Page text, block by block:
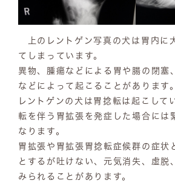
上のレントゲン写真の犬は胃内に
てしまっています。
異物、腫瘍などによる胃や腸の閉塞
などによって起こることがあります。
レントゲンの犬は胃捻転は起こして
転を伴う胃拡張を発症した場合には
なります。
胃拡張や胃拡張胃捻転症候群の症状
とするが吐けない、元気消失、虚脱
みられることがあります。